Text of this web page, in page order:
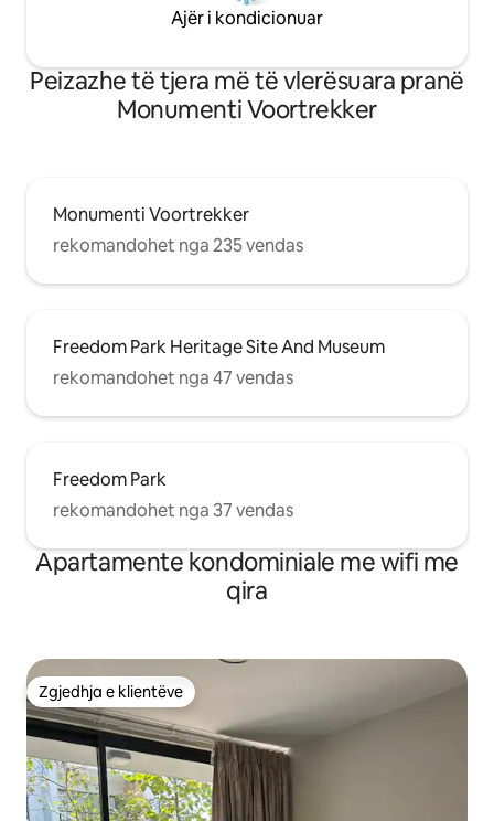
Ajër i kondicionuar
Peizazhe të tjera më të vlerësuara pranë
Monumenti Voortrekker
Monumenti Voortrekker
rekomandohet nga 235 vendas
Freedom Park Heritage Site And Museum
rekomandohet nga 47 vendas
Freedom Park
rekomandohet nga 37 vendas
Apartamente kondominiale me wifi me
qira
Zgjedhja e klientëve
Zgjedhja e klientëve